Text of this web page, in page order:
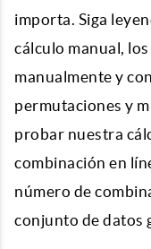
importa. Siga
cálculo manual,
manualmente y
permutaciones y
probar nuestra
combinación en
número de
conjunto de datos